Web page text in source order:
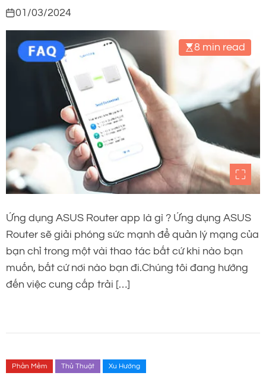
01/03/2024
8 min read
Ứng dụng ASUS Router app là gì ? Ứng dụng ASUS
Router sẽ giải phóng sức mạnh để quản lý mạng của
bạn chỉ trong một vài thao tác bất cứ khi nào bạn
muốn, bất cứ nơi nào bạn đi.Chúng tôi đang hướng
đến việc cung cấp trải […]
Phần Mềm Thủ Thuật Xu Hướng